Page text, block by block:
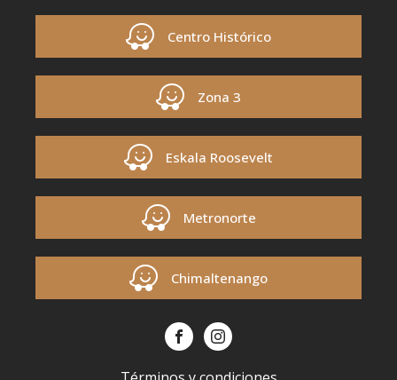
Centro Histórico
Zona 3
Eskala Roosevelt
Metronorte
Chimaltenango